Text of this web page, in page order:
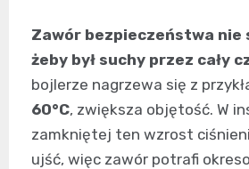
Zawór bezpieczeństwa nie
żeby był suchy przez cały
bojlerze nagrzewa się z
60°C, zwiększa objętość. W
zamkniętej ten wzrost
ujść, więc zawór potrafi